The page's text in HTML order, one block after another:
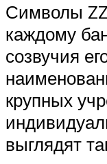
Символы
каждому
созвучия
крупных
выглядят